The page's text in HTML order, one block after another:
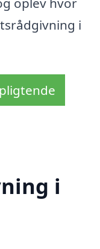
i
i